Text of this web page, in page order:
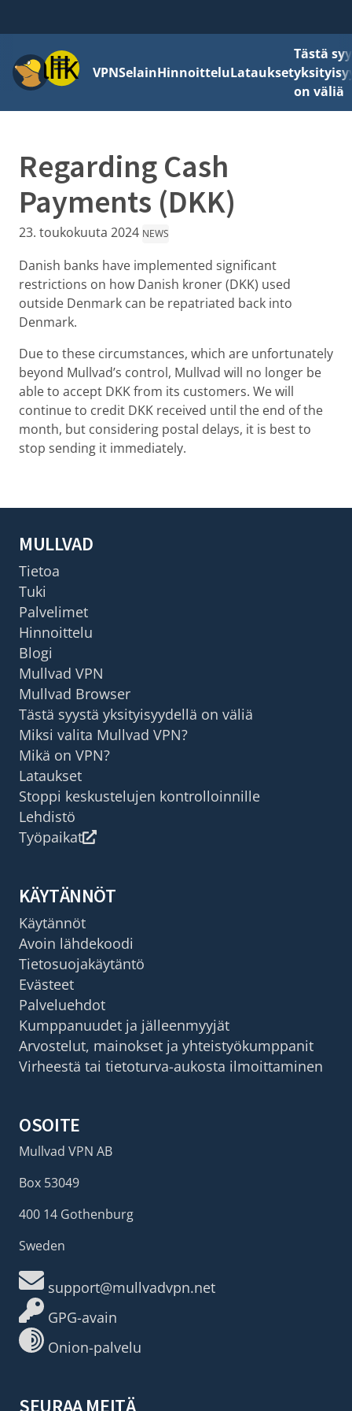
Valikko
VPNSelainHinnoitteluLataukset
Tästä
on väliä
Regarding Cash
Payments (DKK)
23. toukokuuta 2024 NEWS
Danish banks have implemented significant
restrictions on how Danish kroner (DKK) used
outside Denmark can be repatriated back into
Denmark.
Due to these circumstances, which are unfortunately
beyond Mullvad’s control, Mullvad will no longer be
able to accept DKK from its customers. We will
continue to credit DKK received until the end of the
month, but considering postal delays, it is best to
stop sending it immediately.
MULLVAD
Tietoa
Tuki
Palvelimet
Hinnoittelu
Blogi
Mullvad VPN
Mullvad Browser
Tästä syystä yksityisyydellä on väliä
Miksi valita Mullvad VPN?
Mikä on VPN?
Lataukset
Stoppi keskustelujen kontrolloinnille
Lehdistö
Työpaikat
KÄYTÄNNÖT
Käytännöt
Avoin lähdekoodi
Tietosuojakäytäntö
Evästeet
Palveluehdot
Kumppanuudet ja jälleenmyyjät
Arvostelut, mainokset ja yhteistyökumppanit
Virheestä tai tietoturva-aukosta ilmoittaminen
OSOITE
Mullvad VPN AB
Box 53049
400 14 Gothenburg
Sweden
support@mullvadvpn.net
GPG-avain
Onion-palvelu
SEURAA MEITÄ